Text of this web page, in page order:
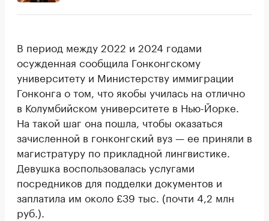
В период между 2022 и 2024 годами
осужденная сообщила Гонконгскому
университету и Министерству иммиграции
Гонконга о том, что якобы училась на отлично
в Колумбийском университете в Нью-Йорке.
На такой шаг она пошла, чтобы оказаться
зачисленной в гонконгский вуз — ее приняли в
магистратуру по прикладной лингвистике.
Девушка воспользовалась услугами
посредников для подделки документов и
заплатила им около £39 тыс. (почти 4,2 млн
руб.).